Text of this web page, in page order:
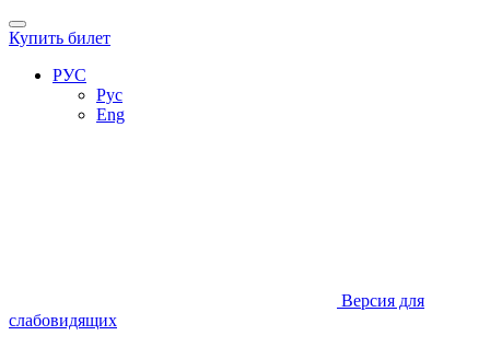
Купить билет
РУС
Рус
Eng
Версия для
слабовидящих